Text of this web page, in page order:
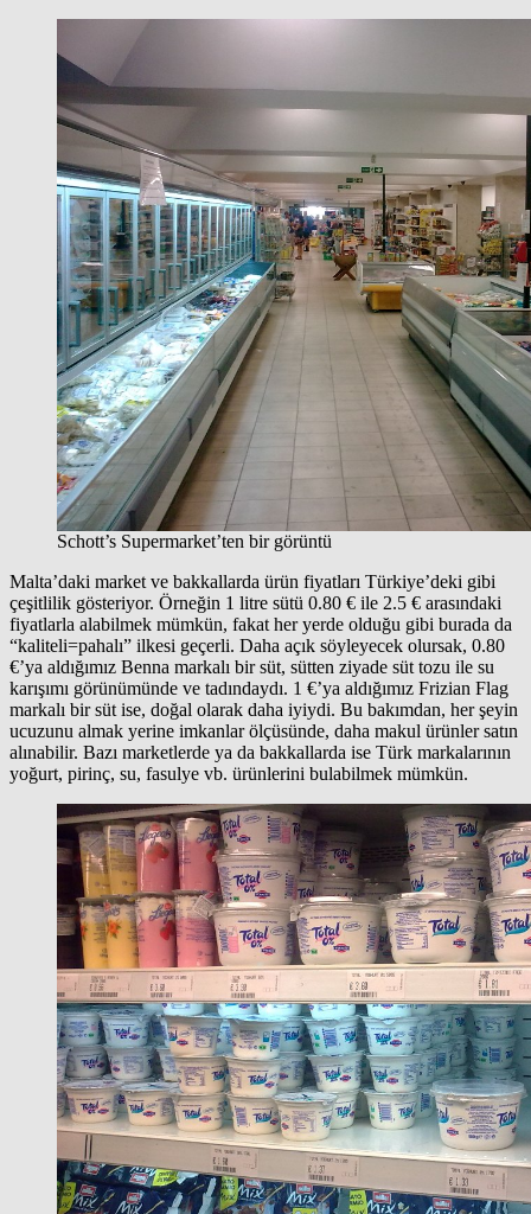
Schott’s Supermarket’ten bir görüntü
Malta’daki market ve bakkallarda ürün fiyatları Türkiye’deki gibi
çeşitlilik gösteriyor. Örneğin 1 litre sütü 0.80 € ile 2.5 € arasındaki
fiyatlarla alabilmek mümkün, fakat her yerde olduğu gibi burada da
“kaliteli=pahalı” ilkesi geçerli. Daha açık söyleyecek olursak, 0.80
€’ya aldığımız Benna markalı bir süt, sütten ziyade süt tozu ile su
karışımı görünümünde ve tadındaydı. 1 €’ya aldığımız Frizian Flag
markalı bir süt ise, doğal olarak daha iyiydi. Bu bakımdan, her şeyin
ucuzunu almak yerine imkanlar ölçüsünde, daha makul ürünler satın
alınabilir. Bazı marketlerde ya da bakkallarda ise Türk markalarının
yoğurt, pirinç, su, fasulye vb. ürünlerini bulabilmek mümkün.